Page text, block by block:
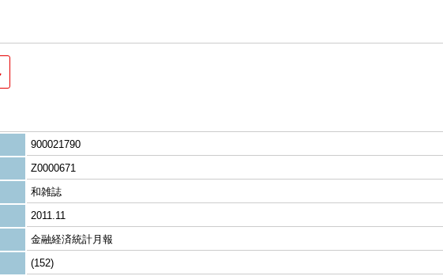
900021790
Z0000671
和雑誌
2011.11
金融経済統計月報
(152)